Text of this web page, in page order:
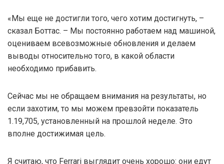
«Мы еще не достигли того, чего хотим достигнуть, –
сказал Боттас. – Мы постоянно работаем над машиной,
оцениваем всевозможные обновления и делаем
выводы относительно того, в какой области
необходимо прибавить.
Сейчас мы не обращаем внимания на результаты, но
если захотим, то мы можем превзойти показатель
1.19,705, установленный на прошлой неделе. Это
вполне достижимая цель.
Я считаю, что Ferrari выглядит очень хорошо: они едут